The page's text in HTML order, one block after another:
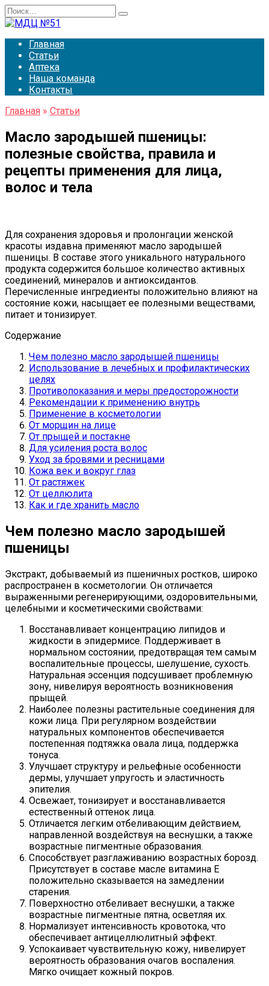
Перейти
к
Search
for:
Главная
Статьи
Аптека
Наша команда
Контакты
Главная » Статьи
Масло зародышей пшеницы:
полезные свойства, правила и
рецепты применения для лица,
волос и тела
Для сохранения здоровья и пролонгации женской
красоты издавна применяют масло зародышей
пшеницы. В составе этого уникального натурального
продукта содержится большое количество активных
соединений, минералов и антиоксидантов.
Перечисленные ингредиенты положительно влияют на
состояние кожи, насыщает ее полезными веществами,
питает и тонизирует.
Содержание
Чем полезно масло зародышей пшеницы
Использование в лечебных и профилактических
целях
Противопоказания и меры предосторожности
Рекомендации к применению внутрь
Применение в косметологии
От морщин на лице
От прыщей и постакне
Для усиления роста волос
Уход за бровями и ресницами
Кожа век и вокруг глаз
От растяжек
От целлюлита
Как и где хранить масло
Чем полезно масло зародышей
пшеницы
Экстракт, добываемый из пшеничных ростков, широко
распространен в косметологии. Он отличается
выраженными регенерирующими, оздоровительными,
целебными и косметическими свойствами:
Восстанавливает концентрацию липидов и
жидкости в эпидермисе. Поддерживает в
нормальном состоянии, предотвращая тем самым
воспалительные процессы, шелушение, сухость.
Натуральная эссенция подсушивает проблемную
зону, нивелируя вероятность возникновения
прыщей.
Наиболее полезны растительные соединения для
кожи лица. При регулярном воздействии
натуральных компонентов обеспечивается
постепенная подтяжка овала лица, поддержка
тонуса.
Улучшает структуру и рельефные особенности
дермы, улучшает упругость и эластичность
эпителия.
Освежает, тонизирует и восстанавливается
естественный оттенок лица.
Отличается легким отбеливающим действием,
направленной воздействуя на веснушки, а также
возрастные пигментные образования.
Способствует разглаживанию возрастных борозд.
Присутствует в составе масле витамина Е
положительно сказывается на замедлении
старения.
Поверхностно отбеливает веснушки, а также
возрастные пигментные пятна, осветляя их.
Нормализует интенсивность кровотока, что
обеспечивает антицеллюлитный эффект.
Успокаивает чувствительную кожу, нивелирует
вероятность образования очагов воспаления.
Мягко очищает кожный покров.